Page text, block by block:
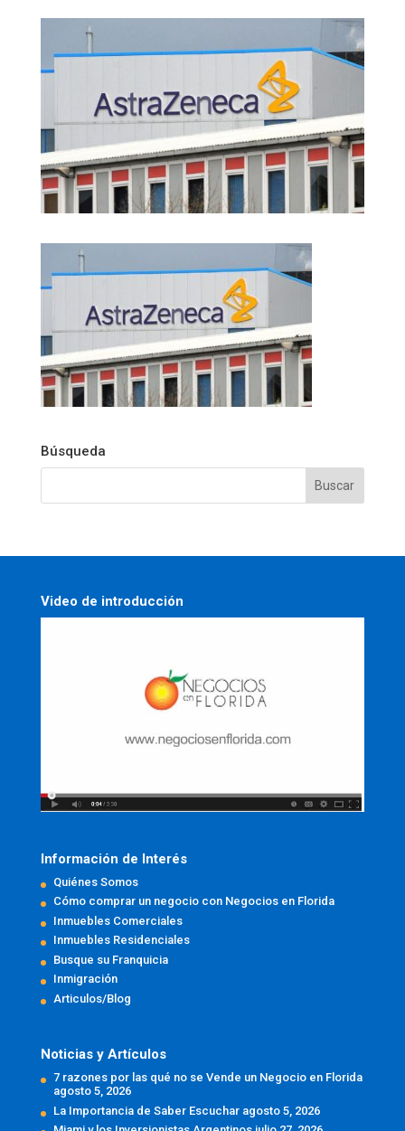
Búsqueda
Video de introducción
Información de Interés
Quiénes Somos
Cómo comprar un negocio con Negocios en Florida
Inmuebles Comerciales
Inmuebles Residenciales
Busque su Franquicia
Inmigración
Articulos/Blog
Noticias y Artículos
7 razones por las qué no se Vende un Negocio en Florida
agosto 5, 2026
La Importancia de Saber Escuchar agosto 5, 2026